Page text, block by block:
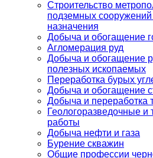
Строительство
подземных сооружений
назначения
Добыча и обогащение
Агломерация руд
Добыча и обогащение
полезных ископаемых
Переработка бурых
Добыча и обогащение
Добыча и переработка
Геологоразведочные и
работы
Добыча нефти и газа
Бурение скважин
Общие профессии